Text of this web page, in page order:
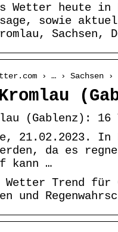
Wetter heute in
sowie
Sachsen,
› … › Sachsen ›
(Gablenz):
21.02.2023. In
da es
kann …
Wetter Trend für
und